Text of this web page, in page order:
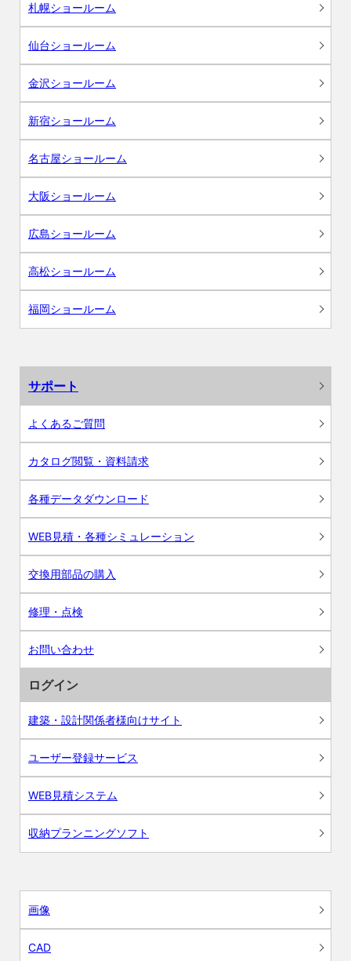
札幌ショールーム
仙台ショールーム
金沢ショールーム
新宿ショールーム
名古屋ショールーム
大阪ショールーム
広島ショールーム
高松ショールーム
福岡ショールーム
サポート
よくあるご質問
カタログ閲覧・資料請求
各種データダウンロード
WEB見積・各種シミュレーション
交換用部品の購入
修理・点検
お問い合わせ
ログイン
建築・設計関係者様向けサイト
ユーザー登録サービス
WEB見積システム
収納プランニングソフト
画像
CAD